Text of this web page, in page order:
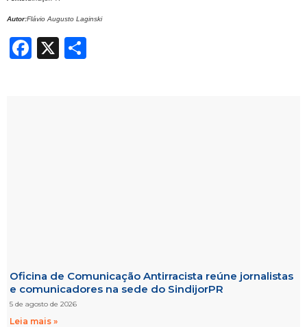
Autor:Flávio Augusto Laginski
Facebook
X
Oficina de Comunicação Antirracista reúne jornalistas
e comunicadores na sede do SindijorPR
5 de agosto de 2026
Leia mais »